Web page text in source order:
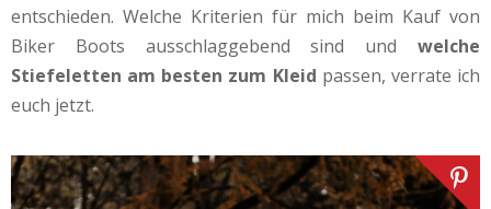
entschieden. Welche Kriterien für mich beim Kauf von
Biker Boots ausschlaggebend sind und welche
Stiefeletten am besten zum Kleid passen, verrate ich
euch jetzt.